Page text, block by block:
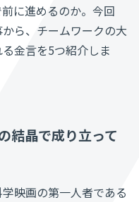
に進めるのか。今回
ら、チームワークの大
金言を5つ紹介しま
結晶で成り立って
映画の第一人者である